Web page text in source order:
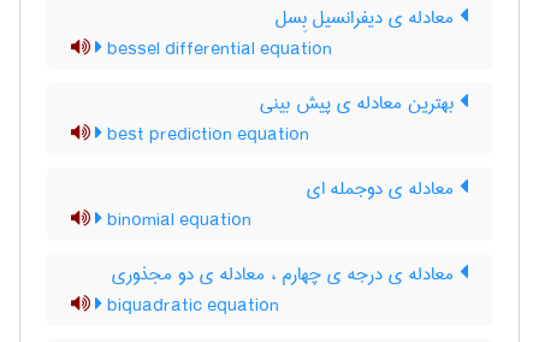
معادله ی دیفرانسیل بِسل
bessel differential equation
بهترین معادله ی پیش بینی
best prediction equation
معادله ی دوجمله ای
binomial equation
معادله ی درجه ی چهارم ، معادله ی دو مجذوری
biquadratic equation